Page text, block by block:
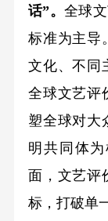
话”。 全球
标准为主导
文化、不同
全球文艺评
塑全球对大
明共同体
面，文艺评
标，打破单